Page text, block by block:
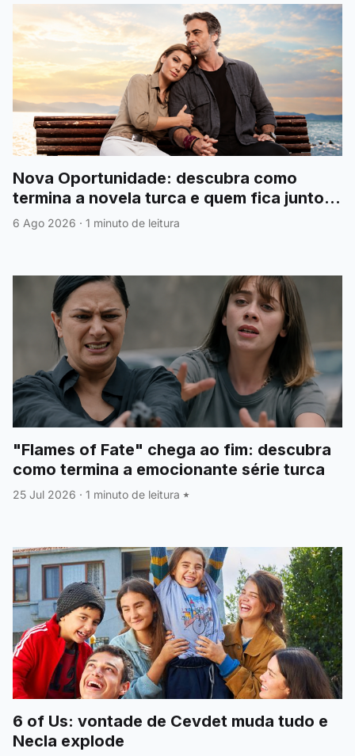
Nova Oportunidade: descubra como
termina a novela turca e quem fica junto
no emocionante final
6 Ago 2026 · 1 minuto de leitura
"Flames of Fate" chega ao fim: descubra
como termina a emocionante série turca
25 Jul 2026 · 1 minuto de leitura
6 of Us: vontade de Cevdet muda tudo e
Necla explode